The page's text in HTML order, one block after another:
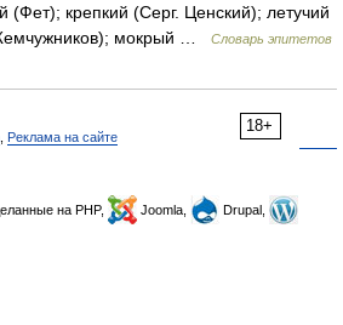
крепкий (Серг. Ценский); летучий
мокрый …
Словарь эпитетов
18+
Реклама на сайте
на PHP, Joomla,
Drupal,